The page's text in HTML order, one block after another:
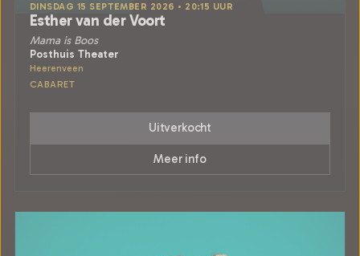
DINSDAG 15 SEPTEMBER 2026 • 20:15 UUR
Esther van der Voort
Mama is Boos
Posthuis Theater
Heerenveen
CABARET
Uitverkocht
Meer info